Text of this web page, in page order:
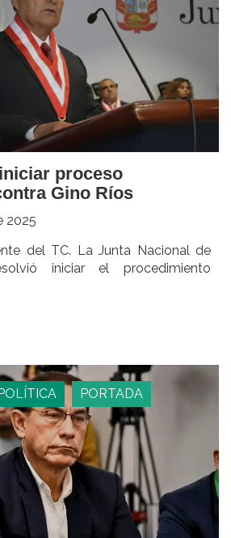
proceso
Gino Ríos
2025
del TC. La Junta Nacional de
iniciar el procedimiento
POLÍTICA PORTADA